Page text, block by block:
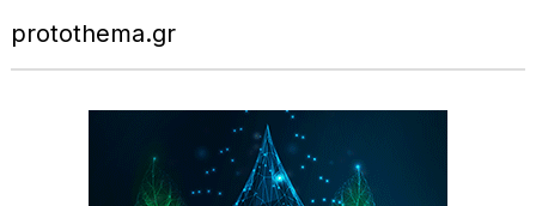
protothema.gr